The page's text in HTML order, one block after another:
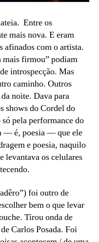
Entre os
mais nova. E eram
afinados com o artista.
mais firmou” podiam
introspecção. Mas
caminho. Outros
noite. Dava para
shows do Cordel do
pela performance do
— é, poesia — que ele
e poesia, naquilo
levantava os celulares
foi outro de
bem o que levar
Tirou onda de
Carlos Posada. Foi